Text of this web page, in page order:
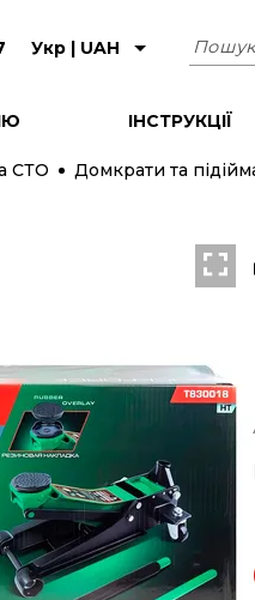
Укр | UAH
ІНСТРУКЦІЇ
СТО Домкрати та